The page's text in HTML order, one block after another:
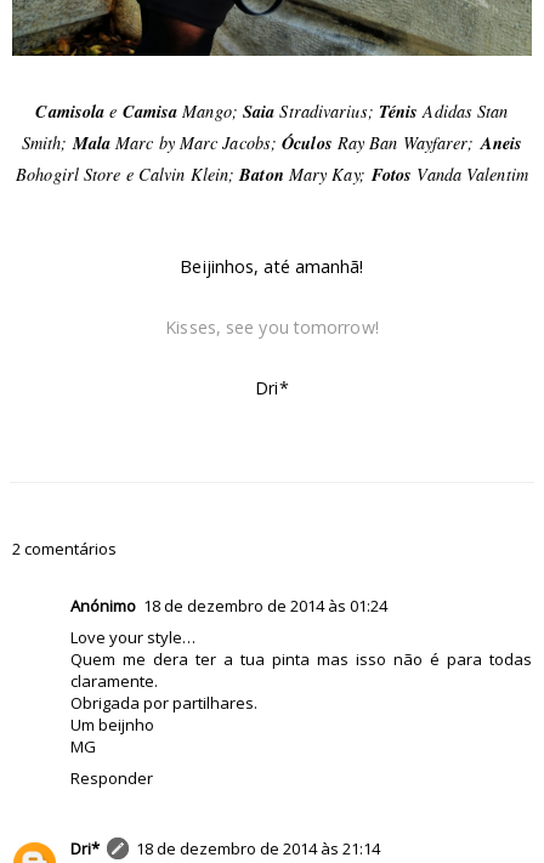
Camisola e Camisa Mango; SaiaStradivarius; Ténis Adidas Stan
Smith; MalaMarc by Marc Jacobs;Óculos Ray Ban Wayfarer;Aneis
Bohogirl Store e Calvin Klein;Baton Mary Kay; Fotos Vanda Valentim
Beijinhos, até amanhã!
Kisses, see you tomorrow!
Dri*
2 comentários
Anónimo 18 de dezembro de 2014 às 01:24
Love your style…
Quem me dera ter a tua pinta mas isso não é para todas
claramente.
Obrigada por partilhares.
Um beijnho
MG
Responder
Dri*
18 de dezembro de 2014 às 21:14